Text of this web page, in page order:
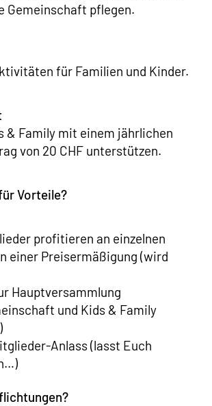
Gemeinschaft pflegen.
für Familien und Kinder.
& Family mit einem jährlichen
von 20 CHF unterstützen.
Vorteile?
profitieren an einzelnen
einer Preisermäßigung (wird
Hauptversammlung
und Kids & Family
Anlass (lasst Euch